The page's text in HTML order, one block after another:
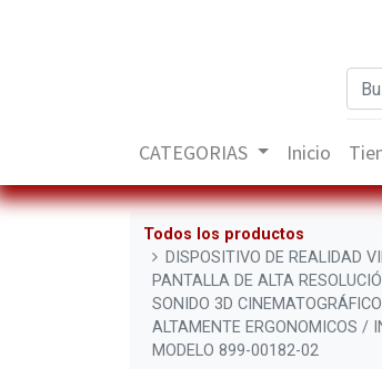
CATEGORIAS Inicio
Todos los productos
DISPOSITIVO DE REALIDAD
PANTALLA DE ALTA
SONIDO 3D
ALTAMENTE ERGONOMICOS /
MODELO 899-00182-02